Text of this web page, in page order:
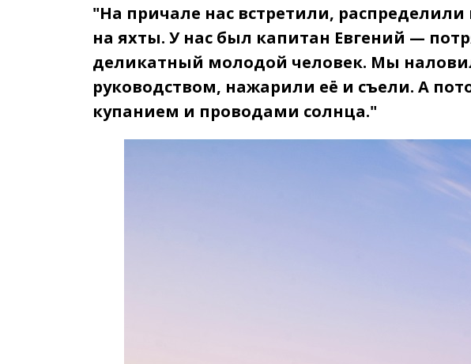
"На причале нас встретили,
на яхты. У нас был капитан Евгений —
деликатный молодой человек. Мы
руководством, нажарили её и съели. А
купанием и проводами солнца."